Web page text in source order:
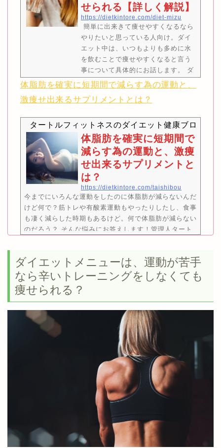
せられる【詳しく解説】
https://dietkintore.com/diet-mizu
簡単に出来きて痩せやすくなるなら
やりたいと思っている人向け。ダイ
エット中は、いつもよりも多めに水
を飲むことで痩せやすくなると言う
事について具体的にお話します。 ダ
イエットの時は水をいっぱい飲んだ
かしら？私、水をたくさん飲んだら
本当に水をたくさん飲んだら痩せる
の..？そんな疑問にお答えします！
私は、ダイエットの時にとにかくた
くさん水を飲むようにしたらダイエ
ットに成功出来たわよ！※この記事
は2.3分で読む事が出来ます。ふくら
はぎの脂…
体脂肪を確実に短期間で減らす為の運動と、
激痩せ出来るサプリメントとは？
タートルフィットネスのダイエット健康ブログ
体脂肪を確実に短期間で
減らす為の運動と、激痩
せ出来るサプリメントと
は？
https://dietkintore.com/taishibou
今までにいろんな運動をしたのに体脂肪が減らないんだ
けど何で？筋トレや有酸素運動もやったりしたし、食事
も凄く減らした時期もあるけど。何で体脂肪が減らない
のだろう？ そんな悩みにお答えします！管理人タート
記事を読んだ後は、運動、食事、サプリメントの知識が
身に付き体脂肪を効率よく減らす事が出来ます！【本記
事の内容】・体脂肪を減らすには有酸素運動と無酸素運
動のどっちが良い？・体脂肪の蓄積を阻止して、食事
ダイエットメニューは、運動が苦手
なら辛いトレーニングをしなくても
痩せられる？